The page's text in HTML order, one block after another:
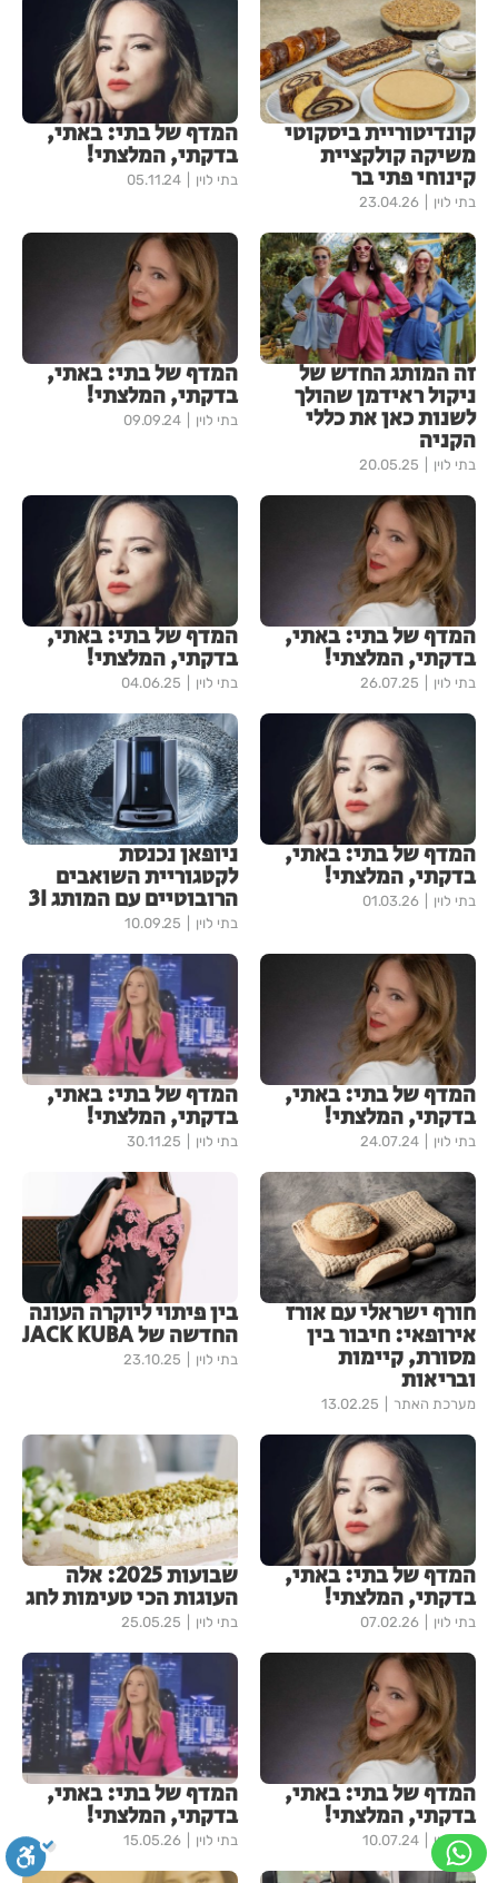
קונדיטוריית ביסקוטי
משיקה קולקציית
קינוחי פתי בר
בתי לוין 23.04.26
המדף של בתי: באתי,
בדקתי, המלצתי!
בתי לוין 05.11.24
זה המותג החדש של
ניקול ראידמן שהולך
לשנות כאן את כללי
הקניה
בתי לוין 20.05.25
המדף של בתי: באתי,
בדקתי, המלצתי!
בתי לוין 09.09.24
המדף של בתי: באתי,
בדקתי, המלצתי!
בתי לוין 26.07.25
המדף של בתי: באתי,
בדקתי, המלצתי!
בתי לוין 04.06.25
המדף של בתי: באתי,
בדקתי, המלצתי!
בתי לוין 01.03.26
ניופאן נכנסת
לקטגוריית השואבים
הרובוטיים עם המותג 3I
בתי לוין 10.09.25
המדף של בתי: באתי,
בדקתי, המלצתי!
בתי לוין 24.07.24
המדף של בתי: באתי,
בדקתי, המלצתי!
בתי לוין 30.11.25
חורף ישראלי עם אורז
אירופאי: חיבור בין
מסורת, קיימות
ובריאות
מערכת האתר 13.02.25
בין פיתוי ליוקרה העונה
החדשה של JACK KUBA
בתי לוין 23.10.25
המדף של בתי: באתי,
בדקתי, המלצתי!
בתי לוין 07.02.26
שבועות 2025: אלה
העוגות הכי טעימות לחג
בתי לוין 25.05.25
המדף של בתי: באתי,
בדקתי, המלצתי!
בתי לוין 10.07.24
המדף של בתי: באתי,
בדקתי, המלצתי!
בתי לוין 15.05.26